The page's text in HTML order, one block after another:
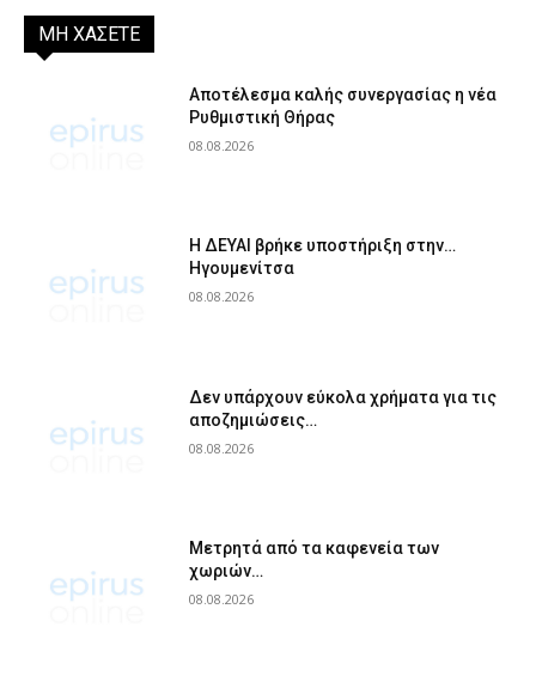
ΜΗ ΧΑΣΕΤΕ
Αποτέλεσμα καλής συνεργασίας η νέα
Ρυθμιστική Θήρας
08.08.2026
Η ΔΕΥΑΙ βρήκε υποστήριξη στην…
Ηγουμενίτσα
08.08.2026
Δεν υπάρχουν εύκολα χρήματα για τις
αποζημιώσεις…
08.08.2026
Μετρητά από τα καφενεία των
χωριών…
08.08.2026